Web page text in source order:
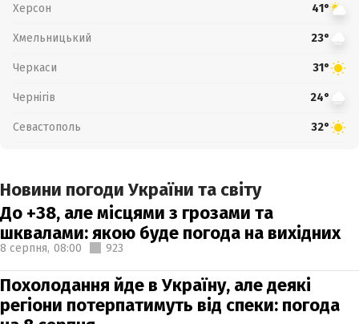
Херсон 41°
Хмельницький 23°
Черкаси 31°
Чернігів 24°
Севастополь 32°
Новини погоди України та світу
До +38, але місцями з грозами та
шквалами: якою буде погода на вихідних
8 серпня, 08:00 923
Похолодання йде в Україну, але деякі
регіони потерпатимуть від спеки: погода